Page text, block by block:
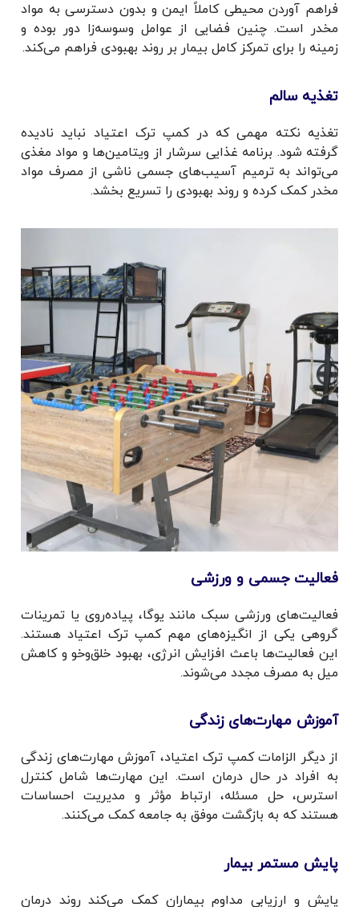
فراهم آوردن محیطی کاملاً ایمن و بدون دسترسی به مواد
مخدر است. چنین فضایی از عوامل وسوسه‌زا دور بوده و
زمینه را برای تمرکز کامل بیمار بر روند بهبودی فراهم می‌کند.
تغذیه سالم
تغذیه نکته مهمی که در کمپ ترک اعتیاد نباید نادیده
گرفته شود. برنامه غذایی سرشار از ویتامین‌ها و مواد مغذی
می‌تواند به ترمیم آسیب‌های جسمی ناشی از مصرف مواد
مخدر کمک کرده و روند بهبودی را تسریع بخشد.
فعالیت جسمی و ورزشی
فعالیت‌های ورزشی سبک مانند یوگا، پیاده‌روی یا تمرینات
گروهی یکی از انگیزه‌های مهم کمپ ترک اعتیاد هستند.
این فعالیت‌ها باعث افزایش انرژی، بهبود خلق‌وخو و کاهش
میل به مصرف مجدد می‌شوند.
آموزش مهارت‌های زندگی
از دیگر الزامات کمپ ترک اعتیاد، آموزش مهارت‌های زندگی
به افراد در حال درمان است. این مهارت‌ها شامل کنترل
استرس، حل مسئله، ارتباط مؤثر و مدیریت احساسات
هستند که به بازگشت موفق به جامعه کمک می‌کنند.
پایش مستمر بیمار
پایش و ارزیابی مداوم بیماران کمک می‌کند روند درمان